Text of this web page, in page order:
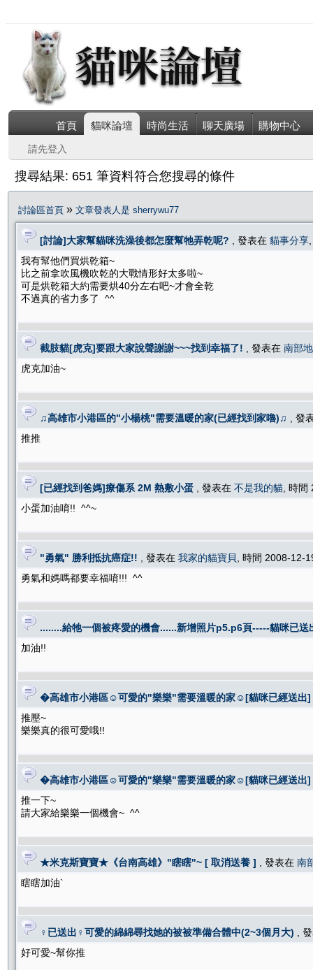
首頁 貓咪論壇 時尚生活 聊天廣場 購物中心
請先登入
搜尋結果: 651 筆資料符合您搜尋的條件
討論區首頁 » 文章發表人是 sherrywu77
[討論]大家幫貓咪洗澡後都怎麼幫牠弄乾呢? , 發表在 貓事分享
我有幫他們買烘乾箱~
比之前拿吹風機吹乾的大戰情形好太多啦~
可是烘乾箱大約需要烘40分左右吧~才會全乾
不過真的省力多了 ^^
截肢貓[虎克]要跟大家說聲謝謝~~~找到幸福了! , 發表在 南部
虎克加油~
♫高雄市小港區的"小楊桃"需要溫暖的家(已經找到家嚕)♫
, 發
推推
[已經找到爸媽]療傷系 2M 熱敷小蛋 , 發表在 不是我的貓 , 時
小蛋加油唷!! ^^~
"勇氣" 勝利抵抗癌症!! , 發表在 我家的貓寶貝
, 時間 2008-12-
勇氣和媽嗎都要幸福唷!!! ^^
........給牠一個被疼愛的機會......新增照片p5.p6頁-----貓咪已送
加油!!
�高雄市小港區☺可愛的"樂樂"需要溫暖的家☺[貓咪已經送出]
推壓~
樂樂真的很可愛哦!!
�高雄市小港區☺可愛的"樂樂"需要溫暖的家☺[貓咪已經送出]
推一下~
請大家給樂樂一個機會~ ^^
★米克斯寶寶★《台南高雄》"瞎瞎"~ [ 取消送養 ] , 發表在 南
瞎瞎加油`
♀已送出♀可愛的綿綿尋找她的被被準備合體中(2~3個月大)
,
好可愛~幫你推